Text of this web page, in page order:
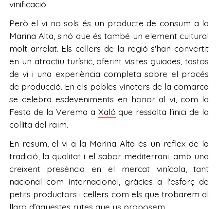
vinificació.
Però el vi no sols és un producte de consum a la
Marina Alta, sinó que és també un element cultural
molt arrelat. Els cellers de la regió s'han convertit
en un atractiu turístic, oferint visites guiades, tastos
de vi i una experiència completa sobre el procés
de producció. En els pobles vinaters de la comarca
se celebra esdeveniments en honor al vi, com la
Festa de la Verema a Xaló que ressalta l'inici de la
collita del raïm.
En resum, el vi a la Marina Alta és un reflex de la
tradició, la qualitat i el sabor mediterrani, amb una
creixent presència en el mercat vinícola, tant
nacional com internacional, gràcies a l'esforç de
petits productors i cellers com els que trobarem al
llarg d’aquestes rutes que us proposem.